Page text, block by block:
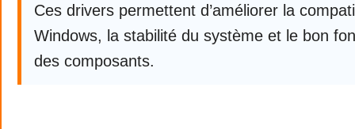
Ces drivers permettent d’améliorer la
Windows, la stabilité du système et le bon
des composants.